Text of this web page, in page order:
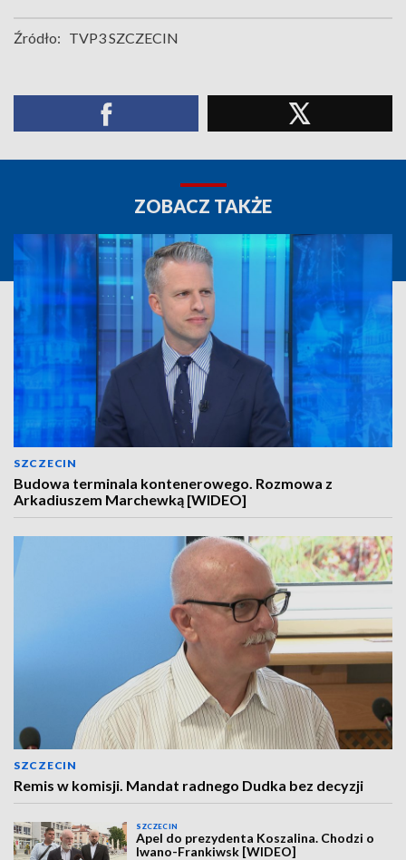
Źródło: TVP3 SZCZECIN
ZOBACZ TAKŻE
SZCZECIN
Budowa terminala kontenerowego. Rozmowa z
Arkadiuszem Marchewką [WIDEO]
SZCZECIN
Remis w komisji. Mandat radnego Dudka bez decyzji
SZCZECIN
Apel do prezydenta Koszalina. Chodzi o
Iwano-Frankiwsk [WIDEO]